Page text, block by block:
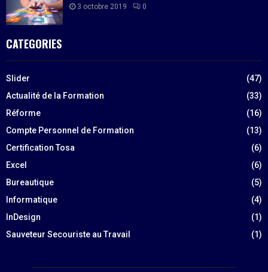
3 octobre 2019 0
CATEGORIES
Slider
(47)
Actualité de la Formation
(33)
Réforme
(16)
Compte Personnel de Formation
(13)
Certification Tosa
(6)
Excel
(6)
Bureautique
(5)
Informatique
(4)
InDesign
(1)
Sauveteur Secouriste au Travail
(1)